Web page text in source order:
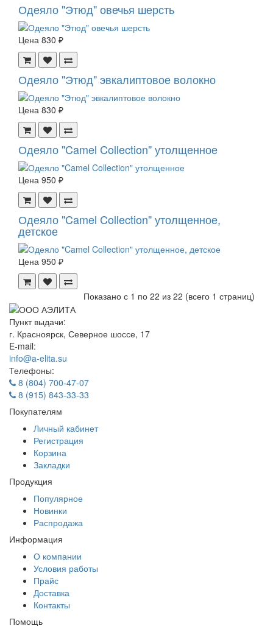
Одеяло "Этюд" овечья шерсть
Цена 830 ₽
Одеяло "Этюд" эвкалиптовое волокно
Цена 830 ₽
Одеяло "Camel Collection" утолщенное
Цена 950 ₽
Одеяло "Camel Collection" утолщенное,
детское
Цена 950 ₽
Показано с 1 по 22 из 22 (всего 1 страниц)
Пункт выдачи:
г. Красноярск, Северное шоссе, 17
E-mail:
info@a-elita.su
Телефоны:
8 (804) 700-47-07
8 (915) 843-33-33
Покупателям
Личный кабинет
Регистрация
Корзина
Закладки
Продукция
Популярное
Новинки
Распродажа
Информация
О компании
Условия работы
Прайс
Доставка
Контакты
Помощь